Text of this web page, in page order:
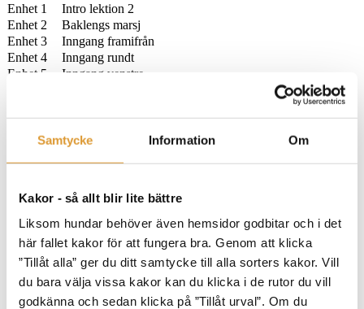
Samtycke Information Om
Kakor - så allt blir lite bättre
Liksom hundar behöver även hemsidor godbitar och i det
här fallet kakor för att fungera bra. Genom att klicka
”Tillåt alla” ger du ditt samtycke till alla sorters kakor. Vill
du bara välja vissa kakor kan du klicka i de rutor du vill
godkänna och sedan klicka på ”Tillåt urval”. Om du
Enhet 1
Intro lektion 2
Enhet 2
Baklengs marsj
Enhet 3
Inngang framifrån
Enhet 4
Inngang rundt
Enhet 5
Inngang venstre
Modul 3
Träna in ett moment
+
Enhet 1
Intro lektion 3
Enhet 5
Instruktörens hemliga rum 3
Modul 4
Planera träningen
+
Enhet 1
Intro
Enhet 3
Komme tilbake med leke
Enhet 4
Indianerleken
Enhet 5
Klar, ferdig, gå